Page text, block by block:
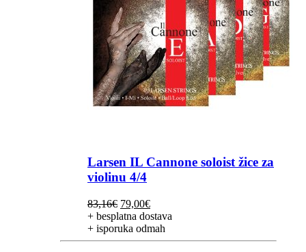
Larsen IL Cannone soloist žice za
violinu 4/4
83,16€ Izvorna
cijena
bila
je:
79,00€Trenutna
cijena
je:
79,00€.
+ besplatna dostava
+ isporuka odmah